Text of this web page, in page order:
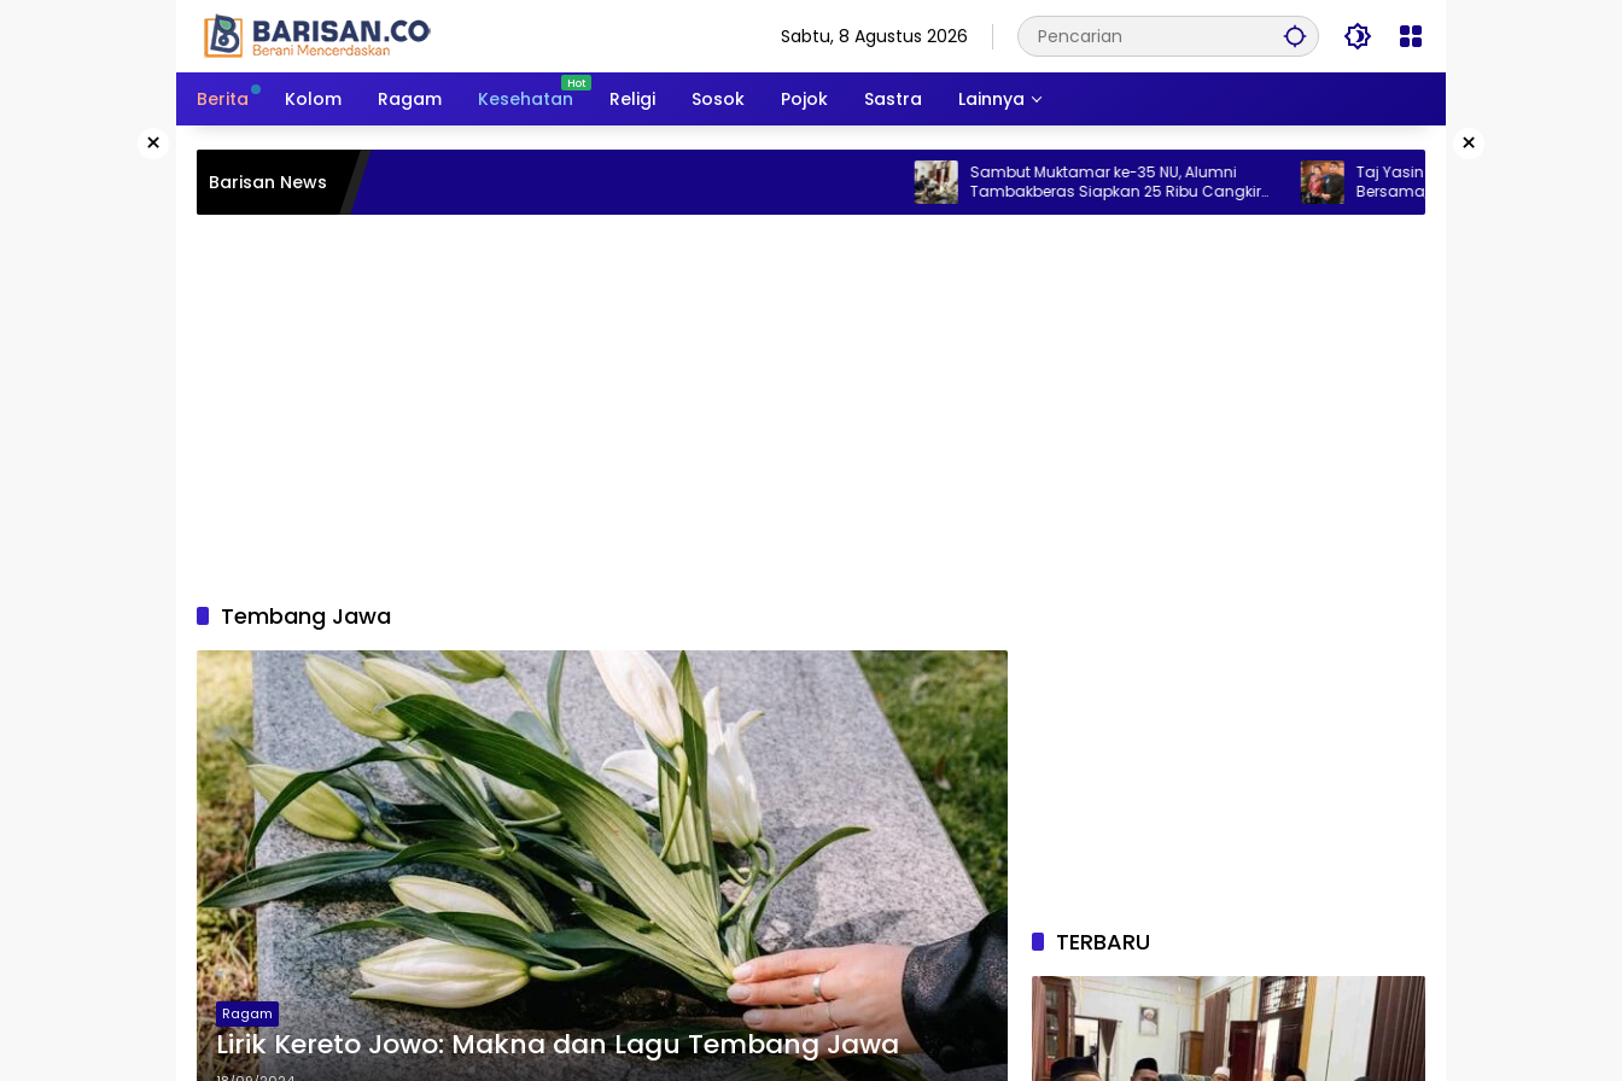
Sabtu, 8 Agustus 2026
Berita Kolom Ragam Kesehatan Religi Sosok Pojok Sastra Lainnya
× ×
Barisan News
Sambut Muktamar ke-35 NU, Alumni
Tambakberas Siapkan 25 Ribu Cangkir
Kopi Gratis
Taj Yasin Sebut Bullying Masih Jadi PR
Bersama, Pencegahan Harus Libatkan
Keluarga hingga Pesantren
Tembang Jawa
Ragam
Lirik Kereto Jowo: Makna dan Lagu Tembang Jawa
TERBARU